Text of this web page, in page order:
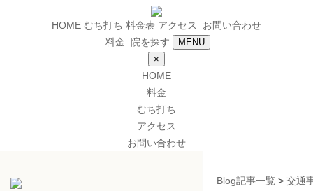
HOME むち打ち 料金表 アクセス
お問い合わせ
料金
院を探す
MENU
×
HOME
料金
むち打ち
アクセス
お問い合わせ
Blog記事一覧 > 交通